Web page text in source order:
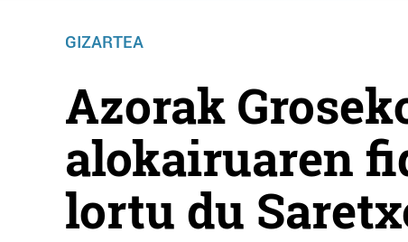
GIZARTEA
Azorak
alokairuaren
lortu du